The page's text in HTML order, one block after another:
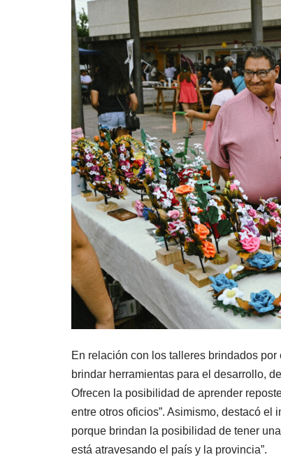
En relación con los talleres brindados
brindar herramientas para el desarrollo,
Ofrecen la posibilidad de aprender
entre otros oficios”. Asimismo, destacó el
porque brindan la posibilidad de tener
está atravesando el país y la provincia”.